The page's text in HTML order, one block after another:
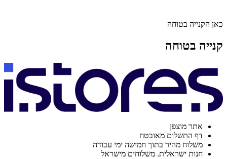
כאן הקנייה בטוחה
קנייה בטוחה
אתר מוצפן
דף התשלום מאובטח
משלוח מהיר בתוך חמישה ימי עבודה
חנות ישראלית. משלוחים מישראל